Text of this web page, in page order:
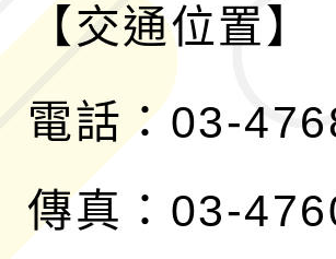
【交通位置】
電話：03-
傳真：03-